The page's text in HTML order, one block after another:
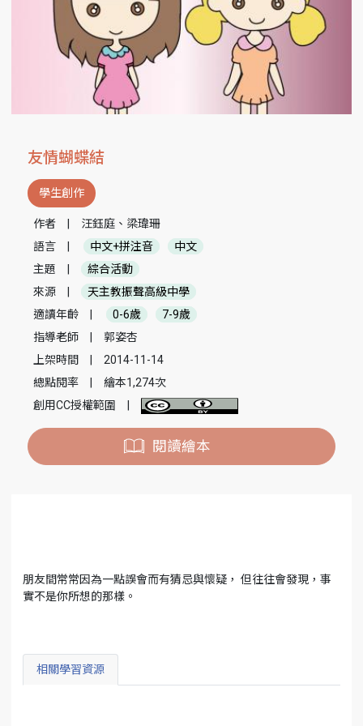
友情蝴蝶結
學生創作
作者
汪鈺庭、梁瑋珊
語言
中文+拼注音
中文
主題
綜合活動
來源
天主教振聲高級中學
適讀年齡
0-6歲
7-9歲
指導老師
郭姿杏
上架時間
2014-11-14
總點閱率
繪本1,274次
創用CC授權範圍
閱讀繪本
朋友間常常因為一點誤會而有猜忌與懷疑， 但往往會發現，事
實不是你所想的那樣。
相關學習資源